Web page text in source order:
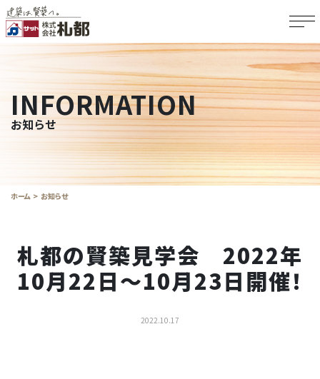
INFORMATION
お知らせ
ホーム お知らせ
札都の賢築見学会 2022年
10月22日～10月23日開催！
2022.10.17